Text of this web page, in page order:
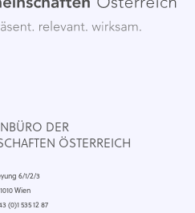
DER
ÖSTERREICH
6/1/2/3
1010 Wien
(0)1 535 12 87